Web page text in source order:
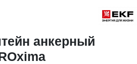
анкерный